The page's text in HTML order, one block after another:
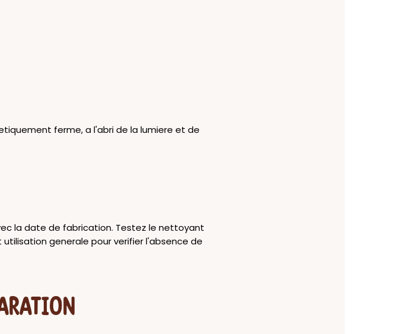
ferme, a l'abri de la lumiere et de
la date de fabrication. Testez le nettoyant
generale pour verifier l'absence de